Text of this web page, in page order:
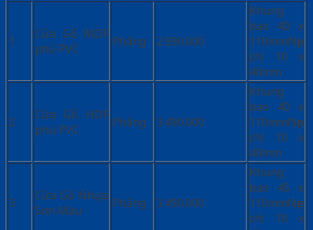
1
Cửa Gỗ MDF
phủ PVC
Phẳng 2.990.000
Khung
bao 40 x
110mmNẹp
chỉ 10 x
40mm
2
Cửa Gỗ HDF
phủ PVC
Phẳng 3.490.000
Khung
bao 40 x
110mmNẹp
chỉ 10 x
40mm
3
Cửa Gỗ Nhựa
Sơn Màu
Phẳng 3.490.000
Khung
bao 45 x
110mmNẹp
chỉ 10 x